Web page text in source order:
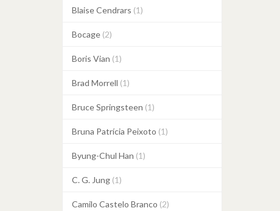
Blaise Cendrars (1)
Bocage (2)
Boris Vian (1)
Brad Morrell (1)
Bruce Springsteen (1)
Bruna Patrícia Peixoto (1)
Byung-Chul Han (1)
C. G. Jung (1)
Camilo Castelo Branco (2)